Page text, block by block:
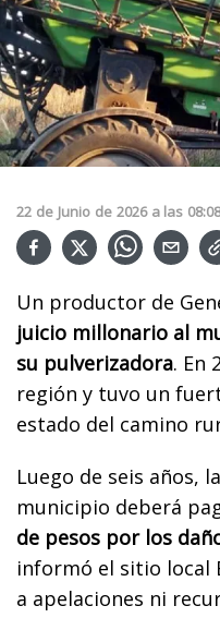
22 de Junio de 2026 a las 08:08
Un productor de
juicio millonario al
su pulverizadora. En
región y tuvo un
estado del camino
Luego de seis años,
municipio deberá
de pesos por los
informó el sitio local
a apelaciones ni